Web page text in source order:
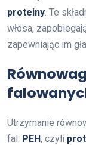
proteiny. Te
włosa,
zapewniając im
Utrzymanie
fal. PEH, czyli